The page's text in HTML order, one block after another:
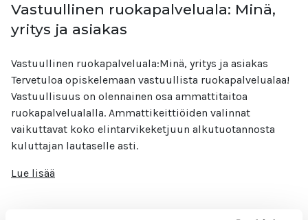
Vastuullinen ruokapalveluala: Minä,
yritys ja asiakas
Vastuullinen ruokapalveluala:Minä, yritys ja asiakas
Tervetuloa opiskelemaan vastuullista ruokapalvelualaa!
Vastuullisuus on olennainen osa ammattitaitoa
ruokapalvelualalla. Ammattikeittiöiden valinnat
vaikuttavat koko elintarvikeketjuun alkutuotannosta
kuluttajan lautaselle asti.
Lue lisää